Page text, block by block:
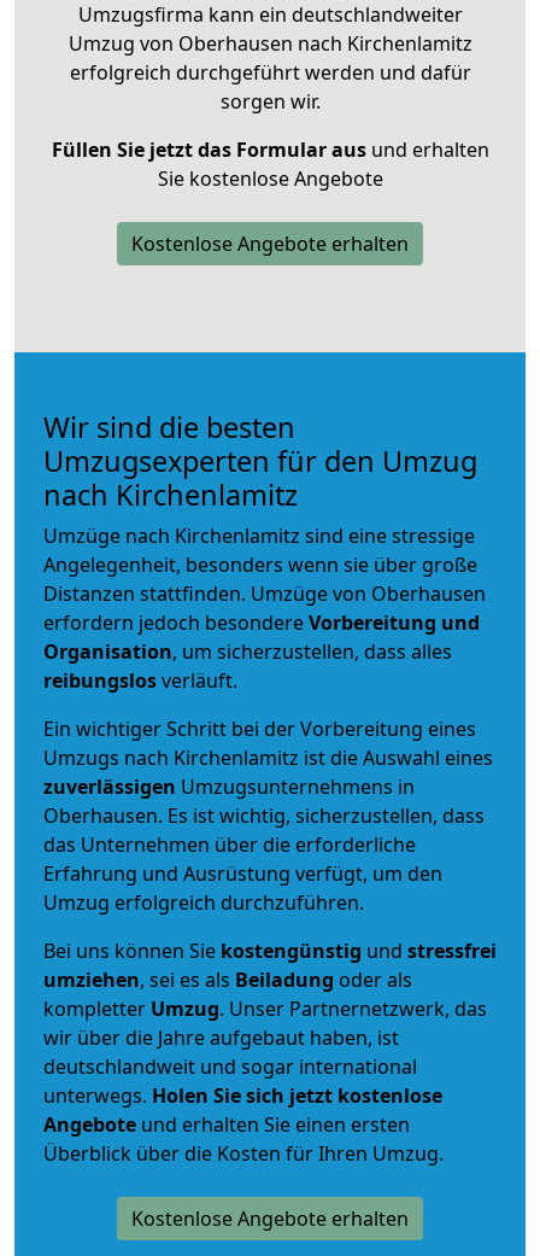
Umzugsfirma kann ein deutschlandweiter
Umzug von Oberhausen nach Kirchenlamitz
erfolgreich durchgeführt werden und dafür
sorgen wir.
Füllen Sie jetzt das Formular ausund erhalten
Sie kostenlose Angebote
Kostenlose Angebote erhalten
Wir sind die besten
Umzugsexperten für den Umzug
nach Kirchenlamitz
Umzüge nach Kirchenlamitz sind eine stressige
Angelegenheit, besonders wenn sie über große
Distanzen stattfinden. Umzüge von Oberhausen
erfordern jedoch besondereVorbereitung und
Organisation, um sicherzustellen, dass alles
reibungslosverläuft.
Ein wichtiger Schritt bei der Vorbereitung eines
Umzugs nach Kirchenlamitz ist die Auswahl eines
zuverlässigen Umzugsunternehmens in
Oberhausen. Es ist wichtig, sicherzustellen, dass
das Unternehmen über die erforderliche
Erfahrung und Ausrüstung verfügt, um den
Umzug erfolgreich durchzuführen.
Bei uns können Sie kostengünstig und stressfrei
umziehen, sei es als Beiladung oder als
kompletter Umzug. Unser Partnernetzwerk, das
wir über die Jahre aufgebaut haben, ist
deutschlandweit und sogar international
unterwegs. Holen Sie sich jetzt kostenlose
Angebote und erhalten Sie einen ersten
Überblick über die Kosten für Ihren Umzug.
Kostenlose Angebote erhalten